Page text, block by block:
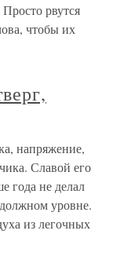
рвутся
чтобы их
напряжение,
Славой его
года не делал
уровне.
из легочных